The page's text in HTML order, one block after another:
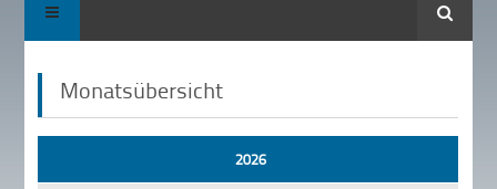
Suche
Monatsübersicht
2026